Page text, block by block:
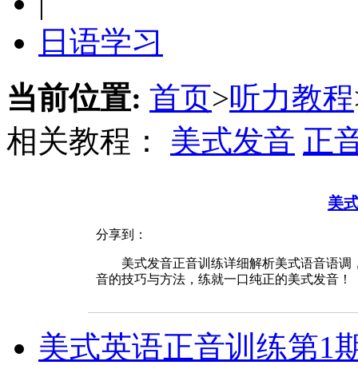
日语学习
当前位置: 首页>听力教程
相关教程： 美式发音 正
美
分享到：
美式发音正音训练详细解析美式语音语调
音的技巧与方法，练就一口纯正的美式发音！
美式英语正音训练第1